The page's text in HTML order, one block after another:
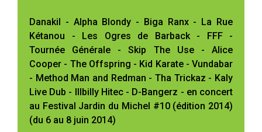
Danakil - Alpha Blondy - Biga Ranx - La Rue
Kétanou - Les Ogres de Barback - FFF -
Tournée Générale - Skip The Use - Alice
Cooper - The Offspring - Kid Karate - Vundabar
- Method Man and Redman - Tha Trickaz - Kaly
Live Dub - Illbilly Hitec - D-Bangerz - en concert
au Festival Jardin du Michel #10 (édition 2014)
(du 6 au 8 juin 2014)